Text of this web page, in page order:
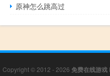
原神怎么跳高过
Copyright © 2012 - 2026 免费在线游戏